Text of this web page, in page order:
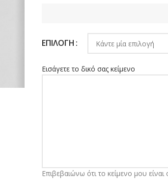
ΕΠΙΛΟΓΉ
Εισάγετε το δικό σας κείμενο
Επιβεβαιώνω ότι το κείμενο μου